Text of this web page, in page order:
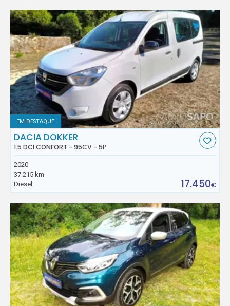
EM DESTAQUE
DACIA DOKKER
1.5 DCI CONFORT - 95CV - 5P
2020
37.215 km
Diesel
17.450€